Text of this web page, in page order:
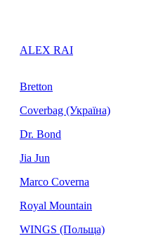
ALEX RAI
Bretton
Coverbag (Україна)
Dr. Bond
Jia Jun
Marco Coverna
Royal Mountain
WINGS (Польща)